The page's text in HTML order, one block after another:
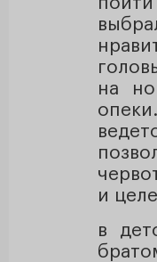
на
и
в